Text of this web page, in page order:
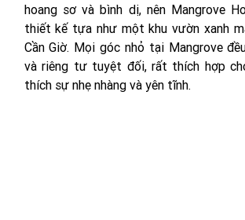
hoang sơ và bình dị, nên Mangrove
thiết kế tựa như một khu vườn xanh
Cần Giờ. Mọi góc nhỏ tại Mangrove
và riêng tư tuyệt đối, rất thích hợp
thích sự nhẹ nhàng và yên tĩnh.